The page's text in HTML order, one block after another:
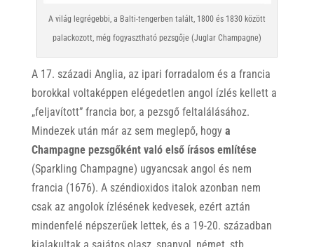
A világ legrégebbi, a Balti-tengerben talált, 1800 és 1830 között
palackozott, még fogyasztható pezsgője (Juglar Champagne)
A 17. századi Anglia, az ipari forradalom és a francia
borokkal voltaképpen elégedetlen angol ízlés kellett a
„feljavított” francia bor, a pezsgő feltalálásához.
Mindezek után már az sem meglepő, hogy a
Champagne pezsgőként való első írásos említése
(Sparkling Champagne) ugyancsak angol és nem
francia (1676). A széndioxidos italok azonban nem
csak az angolok ízlésének kedvesek, ezért aztán
mindenfelé népszerűek lettek, és a 19-20. században